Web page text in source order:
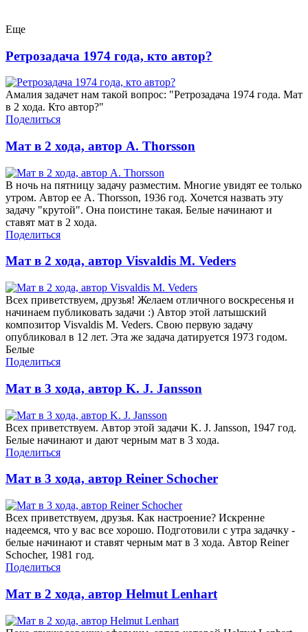
Еще
Ретрозадача 1974 года, кто автор?
Амалия задачет нам такой вопрос: "Ретрозадача 1974 года. Мат
в 2 хода. Кто автор?"
Поделиться
Мат в 2 хода, автор A. Thorsson
В ночь на пятницу задачу разместим. Многие увидят ее только
утром. Автор ее A. Thorsson, 1936 год. Хочется назвать эту
задачу "крутой". Она поистине такая. Белые начинают и
ставят мат в 2 хода.
Поделиться
Мат в 2 хода, автор Visvaldis M. Veders
Всех приветствуем, друзья! Желаем отличного воскресенья и
начинаем публиковать задачи :) Автор этой латышский
композитор Visvaldis M. Veders. Свою первую задачу
опубликовал в 12 лет. Эта же задача датируется 1973 годом.
Белые
Поделиться
Мат в 3 хода, автор K. J. Jansson
Всех приветствуем. Автор этой задачи K. J. Jansson, 1947 год.
Белые начинают и дают черным мат в 3 хода.
Поделиться
Мат в 3 хода, автор Reiner Schocher
Всех приветствуем, друзья. Как настроение? Искренне
надеемся, что у вас все хорошо. Подготовили с утра задачку -
белые начинают и ставят черным мат в 3 хода. Автор Reiner
Schocher, 1981 год.
Поделиться
Мат в 2 хода, автор Helmut Lenhart